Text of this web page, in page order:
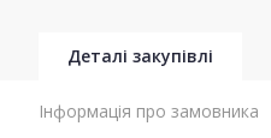
Деталі закупівлі
Інформація про замовника